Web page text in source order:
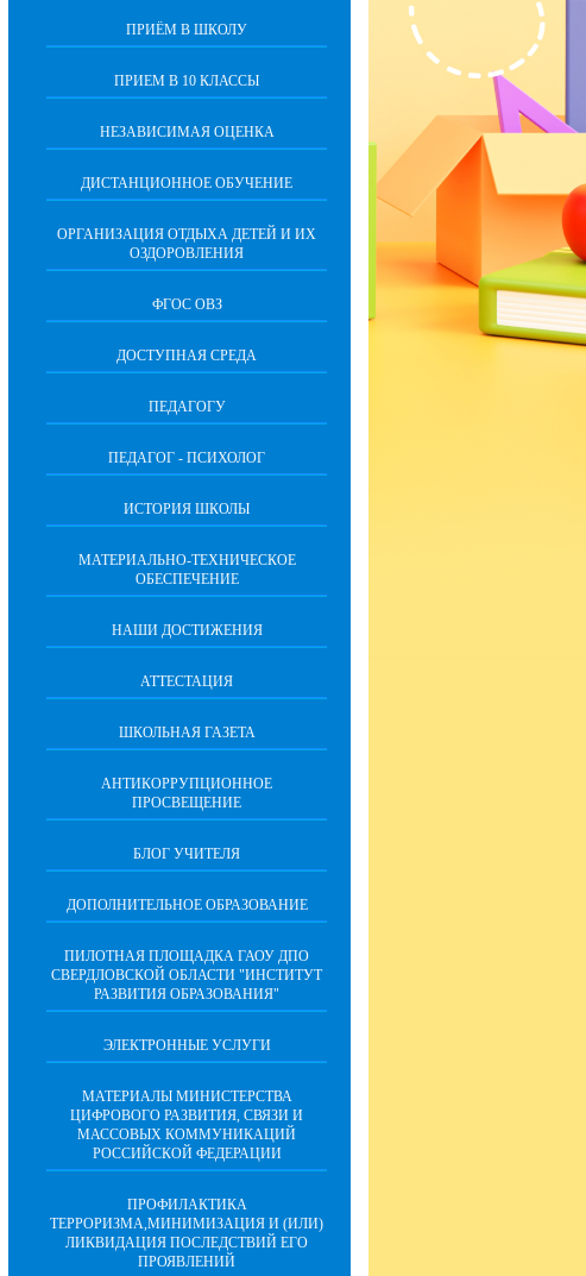
ПРИЁМ В ШКОЛУ
ПРИЕМ В 10 КЛАССЫ
НЕЗАВИСИМАЯ ОЦЕНКА
ДИСТАНЦИОННОЕ ОБУЧЕНИЕ
ОРГАНИЗАЦИЯ ОТДЫХА ДЕТЕЙ И ИХ
ОЗДОРОВЛЕНИЯ
ФГОС ОВЗ
ДОСТУПНАЯ СРЕДА
ПЕДАГОГУ
ПЕДАГОГ - ПСИХОЛОГ
ИСТОРИЯ ШКОЛЫ
МАТЕРИАЛЬНО-ТЕХНИЧЕСКОЕ
ОБЕСПЕЧЕНИЕ
НАШИ ДОСТИЖЕНИЯ
АТТЕСТАЦИЯ
ШКОЛЬНАЯ ГАЗЕТА
АНТИКОРРУПЦИОННОЕ
ПРОСВЕЩЕНИЕ
БЛОГ УЧИТЕЛЯ
ДОПОЛНИТЕЛЬНОЕ ОБРАЗОВАНИЕ
ПИЛОТНАЯ ПЛОЩАДКА ГАОУ ДПО
СВЕРДЛОВСКОЙ ОБЛАСТИ "ИНСТИТУТ
РАЗВИТИЯ ОБРАЗОВАНИЯ"
ЭЛЕКТРОННЫЕ УСЛУГИ
МАТЕРИАЛЫ МИНИСТЕРСТВА
ЦИФРОВОГО РАЗВИТИЯ, СВЯЗИ И
МАССОВЫХ КОММУНИКАЦИЙ
РОССИЙСКОЙ ФЕДЕРАЦИИ
ПРОФИЛАКТИКА
ТЕРРОРИЗМА,МИНИМИЗАЦИЯ И (ИЛИ)
ЛИКВИДАЦИЯ ПОСЛЕДСТВИЙ ЕГО
ПРОЯВЛЕНИЙ